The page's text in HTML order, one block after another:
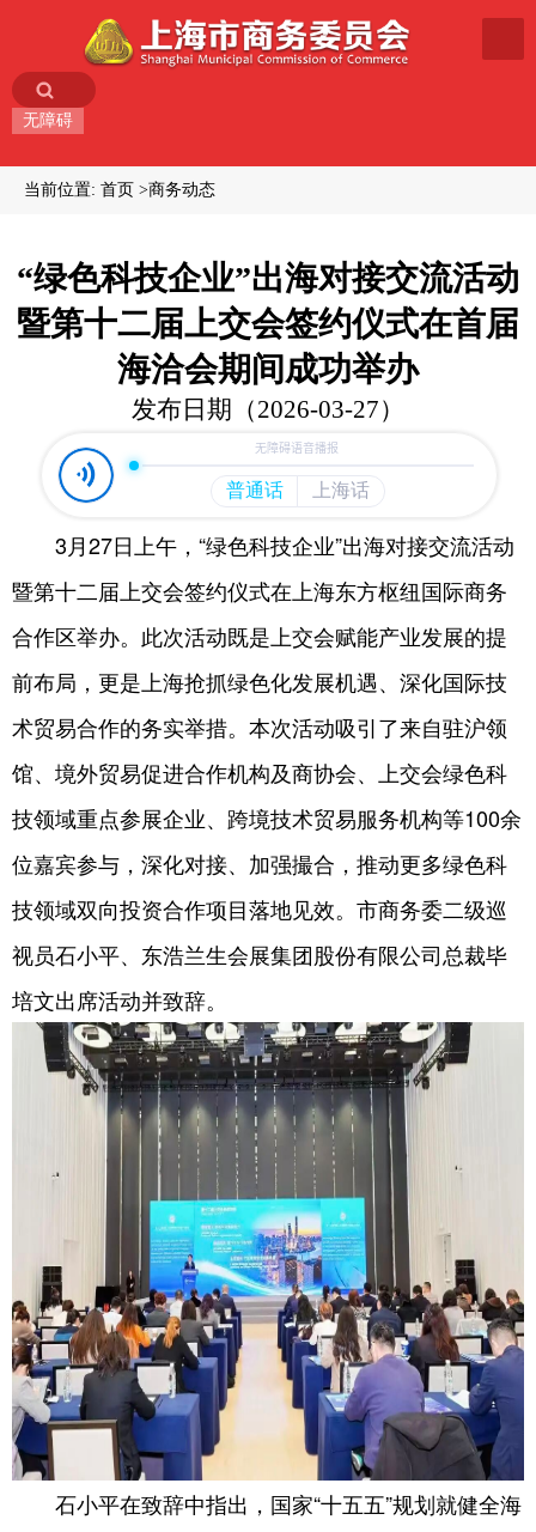
无障碍
当前位置: 首页 商务动态
“绿色科技企业”出海对接交流活动
暨第十二届上交会签约仪式在首届
海洽会期间成功举办
发布日期（2026-03-27）
3月27日上午，“绿色科技企业”出海对接交流活动
暨第十二届上交会签约仪式在上海东方枢纽国际商务
合作区举办。此次活动既是上交会赋能产业发展的提
前布局，更是上海抢抓绿色化发展机遇、深化国际技
术贸易合作的务实举措。本次活动吸引了来自驻沪领
馆、境外贸易促进合作机构及商协会、上交会绿色科
技领域重点参展企业、跨境技术贸易服务机构等100余
位嘉宾参与，深化对接、加强撮合，推动更多绿色科
技领域双向投资合作项目落地见效。市商务委二级巡
视员石小平、东浩兰生会展集团股份有限公司总裁毕
培文出席活动并致辞。
石小平在致辞中指出，国家“十五五”规划就健全海